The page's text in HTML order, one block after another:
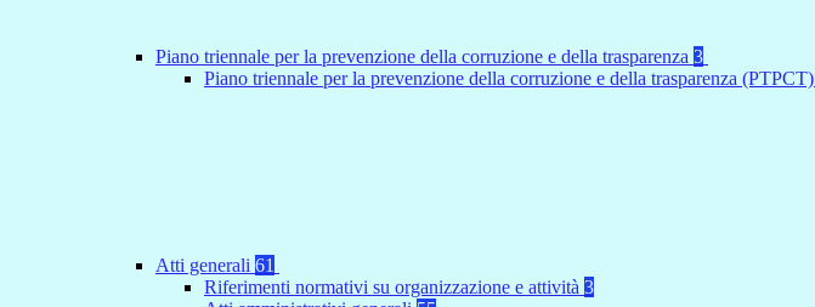
Piano triennale per la prevenzione della corruzione e della trasparenza 3
Piano triennale per la prevenzione della corruzione e della trasparenza (PTPCT)
Atti generali 61
Riferimenti normativi su organizzazione e attività 3